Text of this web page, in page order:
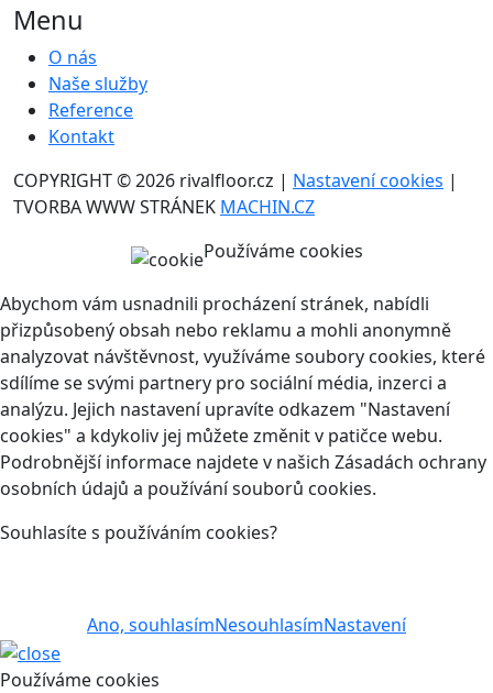
Menu
O nás
Naše služby
Reference
Kontakt
COPYRIGHT © 2026 rivalfloor.cz | Nastavení cookies |
TVORBA WWW STRÁNEK MACHIN.CZ
Používáme cookies
Abychom vám usnadnili procházení stránek, nabídli
přizpůsobený obsah nebo reklamu a mohli anonymně
analyzovat návštěvnost, využíváme soubory cookies, které
sdílíme se svými partnery pro sociální média, inzerci a
analýzu. Jejich nastavení upravíte odkazem "Nastavení
cookies" a kdykoliv jej můžete změnit v patičce webu.
Podrobnější informace najdete v našich Zásadách ochrany
osobních údajů a používání souborů cookies.
Souhlasíte s používáním cookies?
Ano, souhlasímNesouhlasímNastavení
Používáme cookies